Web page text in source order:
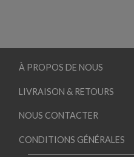
À PROPOS DE NOUS
LIVRAISON & RETOURS
NOUS CONTACTER
CONDITIONS GÉNÉRALES